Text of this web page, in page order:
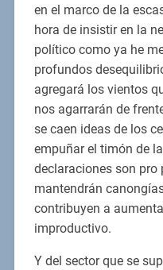
en el marco de la
hora de insistir en la
político como ya he
profundos
agregará los vientos
nos agarrarán de
se caen ideas de los
empuñar el timón de
declaraciones son pro
mantendrán
contribuyen a
improductivo.
Y del sector que se